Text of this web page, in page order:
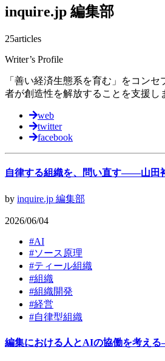
inquire.jp 編集部
25articles
Writer’s Profile
「善い経済生態系を育む」をコン
者が創造性を解放することを支援し
web
twitter
facebook
自律する組織を、問い直す——山田
by inquire.jp 編集部
2026/06/04
#AI
#ソース原理
#ティール組織
#組織
#組織開発
#経営
#​自律型組織
編集における人とAIの協働を考え